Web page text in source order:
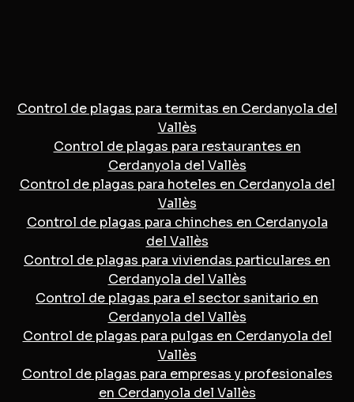
Control de plagas para termitas en Cerdanyola del
Vallès
Control de plagas para restaurantes en
Cerdanyola del Vallès
Control de plagas para hoteles en Cerdanyola del
Vallès
Control de plagas para chinches en Cerdanyola
del Vallès
Control de plagas para viviendas particulares en
Cerdanyola del Vallès
Control de plagas para el sector sanitario en
Cerdanyola del Vallès
Control de plagas para pulgas en Cerdanyola del
Vallès
Control de plagas para empresas y profesionales
en Cerdanyola del Vallès